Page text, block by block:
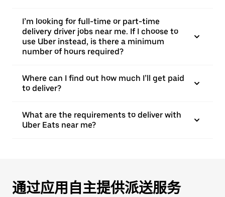
I’m looking for full-time or part-time
delivery driver jobs near me. If I choose to
use Uber instead, is there a minimum
number of hours required?
Where can I find out how much I’ll get paid
to deliver?
What are the requirements to deliver with
Uber Eats near me?
通过应用自主提供派送服务